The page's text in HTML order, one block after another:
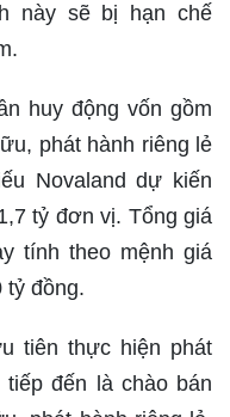
này sẽ bị hạn chế
huy động vốn gồm
phát hành riêng lẻ
Novaland dự kiến
tỷ đơn vị. Tổng giá
tính theo mệnh giá
tỷ đồng.
tiên thực hiện phát
đến là chào bán